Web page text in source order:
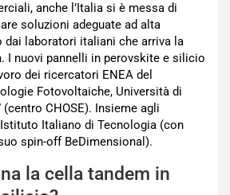
anche l’Italia si è messa di
soluzioni adeguate ad alta
dai laboratori italiani che arriva la
. I nuovi pannelli in perovskite e silicio
dei ricercatori ENEA del
Fotovoltaiche, Università di
(centro CHOSE). Insieme agli
Italiano di Tecnologia (con
spin-off BeDimensional).
la cella tandem in